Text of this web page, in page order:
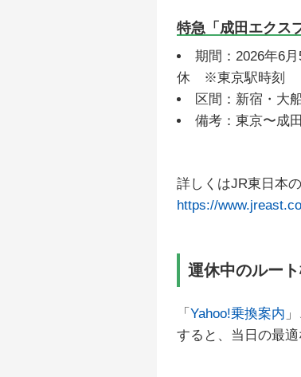
特急「成田エクス
期間：2026年6
休 ※東京駅時刻
区間：新宿・大
備考：東京〜成
詳しくはJR東日本
https://
運休中のルー
「 Yahoo!乗換案内
すると、当日の最適